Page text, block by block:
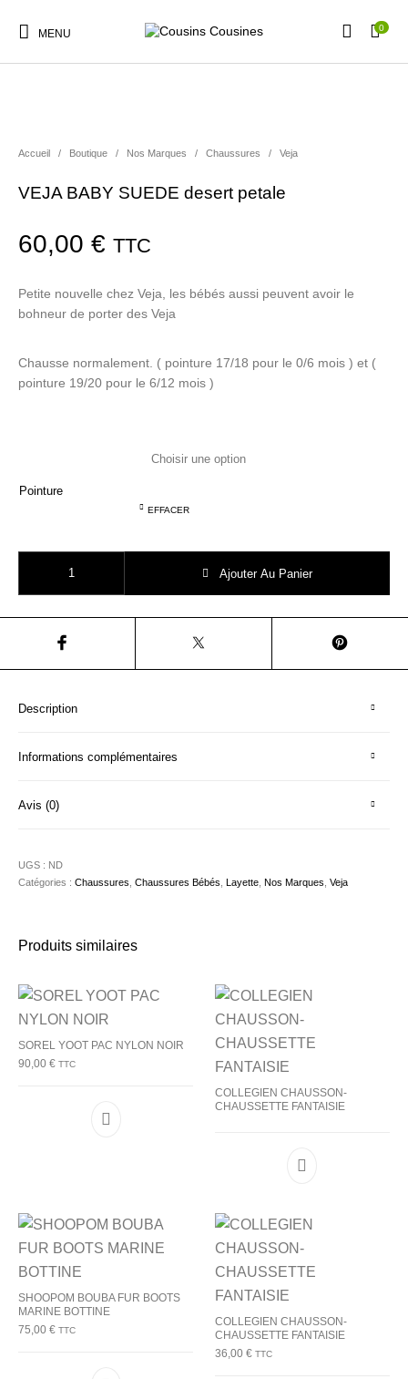
MENU 0
Vêtements Garçons Accessoires
Accueil / Boutique / Nos Marques / Chaussures / Veja
VEJA BABY SUEDE desert petale
60,00€ TTC
Petite nouvelle chez Veja, les bébés aussi peuvent avoir le
bohneur de porter des Veja
Chausse normalement. ( pointure 17/18 pour le 0/6 mois ) et (
pointure 19/20 pour le 6/12 mois )
Pointure
EFFACER
Ajouter Au Panier
Description
Informations complémentaires
Avis (0)
UGS : ND
Catégories :Chaussures ,Chaussures Bébés ,Layette ,Nos Marques ,Veja
Produits similaires
SOREL YOOT PAC NYLON NOIR
90,00€ TTC
Ce produit a plusieurs variations. Les options
COLLEGIEN CHAUSSON-
CHAUSSETTE FANTAISIE
SHOOPOM BOUBA FUR BOOTS
MARINE BOTTINE
75,00€ TTC
COLLEGIEN CHAUSSON-
CHAUSSETTE FANTAISIE
36,00 € TTC